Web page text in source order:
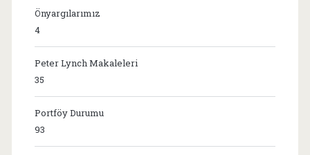
Önyargılarımız
4
Peter Lynch Makaleleri
35
Portföy Durumu
93